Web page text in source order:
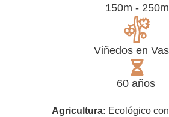
150m - 250m
Viñedos en
60 años
Agricultura: Ecol ógico